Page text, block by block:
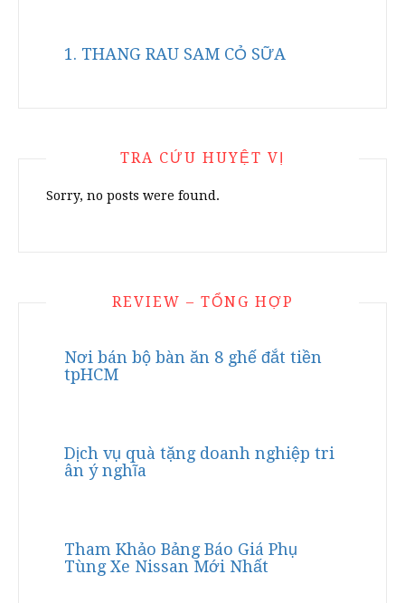
1. THANG RAU SAM CỎ SỮA
TRA CỨU HUYỆT VỊ
Sorry, no posts were found.
REVIEW – TỔNG HỢP
Nơi bán bộ bàn ăn 8 ghế đắt tiền
tpHCM
Dịch vụ quà tặng doanh nghiệp tri
ân ý nghĩa
Tham Khảo Bảng Báo Giá Phụ
Tùng Xe Nissan Mới Nhất